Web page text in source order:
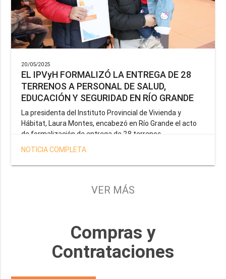
20/05/2025
EL IPVyH FORMALIZÓ LA ENTREGA DE 28
TERRENOS A PERSONAL DE SALUD,
EDUCACIÓN Y SEGURIDAD EN RÍO GRANDE
La presidenta del Instituto Provincial de Vivienda y
Hábitat, Laura Montes, encabezó en Río Grande el acto
de formalización de entrega de 28 terrenos
correspondientes a la operatoria especial anunciada por
el Gobernador Gustavo Melella, la cual tiene como
objetivo brindar una solución habitacional a docentes,
Provincia y del Servicio Penitenciario.
NOTICIA COMPLETA
VER MÁS
Compras y
Contrataciones